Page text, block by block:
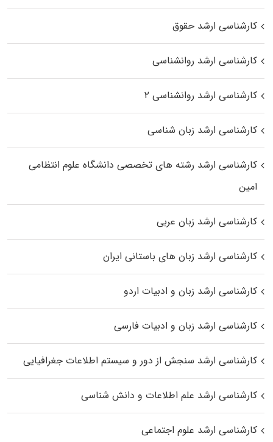
کارشناسی ارشد حقوق
کارشناسی ارشد روانشناسی
کارشناسی ارشد روانشناسی ۲
کارشناسی ارشد زبان شناسی
کارشناسی ارشد رﺷﺘﻪ ﻫﺎی تخصصی داﻧﺸﮕﺎه ﻋﻠﻮم انتظامی
اﻣﻴﻦ
کارشناسی ارشد زبان عربی
کارشناسی ارشد زبان‌ های باستانی ایران
کارشناسی ارشد زبان و ادبیات اردو
کارشناسی ارشد زبان و ادبیات فارسی
کارشناسی ارشد سنجش از دور و سیستم اطلاعات جغرافیایی
کارشناسی ارشد علم اطلاعات و دانش شناسی
کارشناسی ارشد علوم اجتماعی